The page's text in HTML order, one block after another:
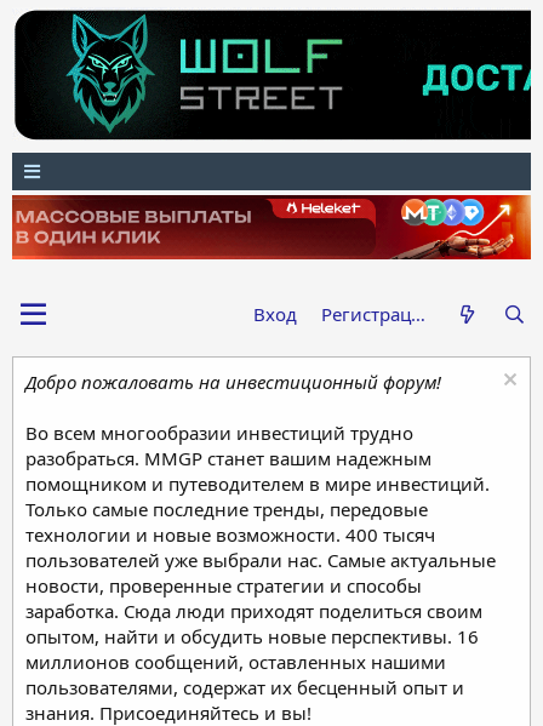
Вход Регистрация
Добро пожаловать на инвестиционный форум!
Во всем многообразии инвестиций трудно
разобраться. MMGP станет вашим надежным
помощником и путеводителем в мире инвестиций.
Только самые последние тренды, передовые
технологии и новые возможности. 400 тысяч
пользователей уже выбрали нас. Самые актуальные
новости, проверенные стратегии и способы
заработка. Сюда люди приходят поделиться своим
опытом, найти и обсудить новые перспективы. 16
миллионов сообщений, оставленных нашими
пользователями, содержат их бесценный опыт и
знания. Присоединяйтесь и вы!